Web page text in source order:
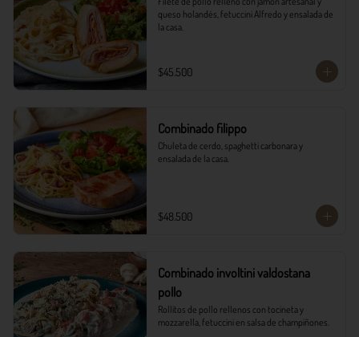
queso holandés, fetuccini Alfredo y ensalada de
la casa.
$45.500
Combinado filippo
Chuleta de cerdo, spaghetti carbonara y
ensalada de la casa.
$48.500
Combinado involtini valdostana
pollo
Rollitos de pollo rellenos con tocineta y
mozzarella, fetuccini en salsa de champiñones.